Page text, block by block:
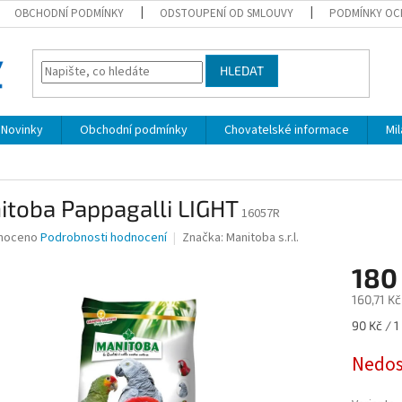
OBCHODNÍ PODMÍNKY ODSTOUPENÍ OD SMLOUVY PODMÍNKY
HLEDAT
Novinky Obchodní podmínky Chovatelské informace
Pappagalli LIGHT16057R
Podrobnosti hodnocení Značka: Manitoba s.r.l.
180
160,71
Měrná
90 Kč / 1